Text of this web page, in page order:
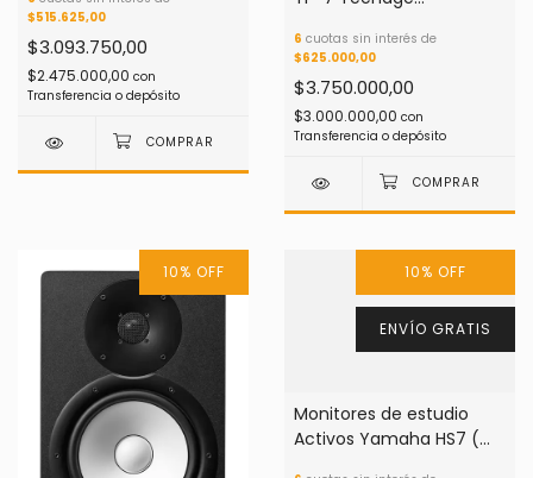
$515.625,00
$3.093.750,00
$2.475.000,00 con
Transferencia o depósito
6 cuotas sin interés de
$625.000,00
$3.750.000,00
$3.000.000,00 con
Transferencia o depósito
10% OFF 10% OFF
ENVÍO GRATIS
Monitores de estudio
Activos Yamaha HS7 (